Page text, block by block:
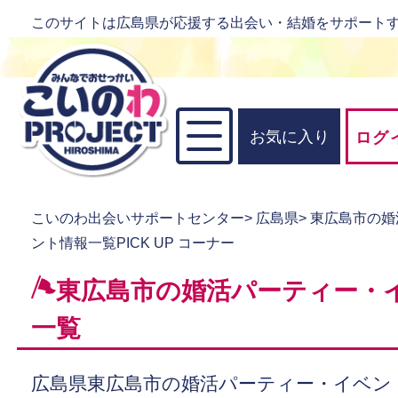
このサイトは広島県が応援する出会い・結婚をサポート
お気に入り ログ
こいのわ出会いサポートセンター> 広島県>東広島市の
ント情報一覧PICK UP コーナー
東広島市の婚活パーティー・
一覧
広島県東広島市の婚活パーティー・イベ